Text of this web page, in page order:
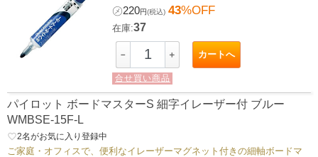
㋱220円(税込) 43%OFF
在庫:37
－ ＋ カートへ
合せ買い商品
パイロット ボードマスターS 細字イレーザー付 ブルー
WMBSE-15F-L
favorite_border2名がお気に入り登録中
ご家庭・オフィスで、便利なイレーザーマグネット付きの細軸ボードマ